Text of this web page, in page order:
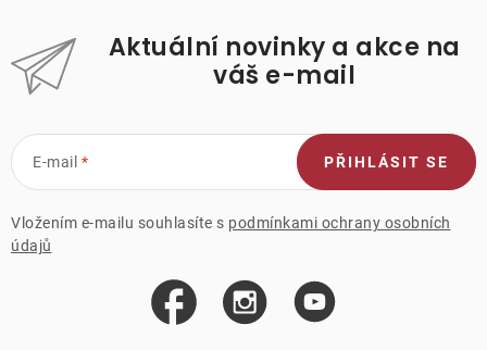
Aktuální novinky a akce na
váš e-mail
E-mail
Vložením e-mailu souhlasíte s podmínkami ochrany osobních
údajů
PŘIHLÁSIT SE